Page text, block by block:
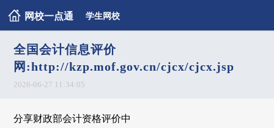
网校一点通 学生网校
全国会计信息评价
网:http://kzp.mof.gov.cn/cjcx/cjcx.jsp
2026-06-27 11:34:05
分享财政部会计资格评价中